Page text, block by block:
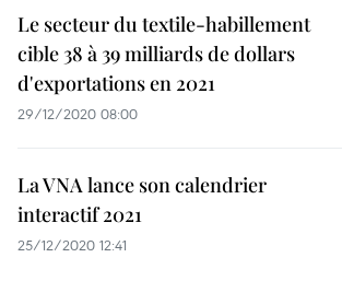
Le secteur du textile-habillement
cible 38 à 39 milliards de dollars
d'exportations en 2021
29/12/2020 08:00
La VNA lance son calendrier
interactif 2021
25/12/2020 12:41